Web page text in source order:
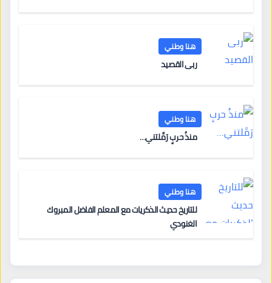
هنا وطني
ربى القصيد
هنا وطني
منذُ حربٍ رَمَّلتني…
هنا وطني
للتاريخ حديث الذكريات مع المعلم الفاضل المبروك
الغنودي